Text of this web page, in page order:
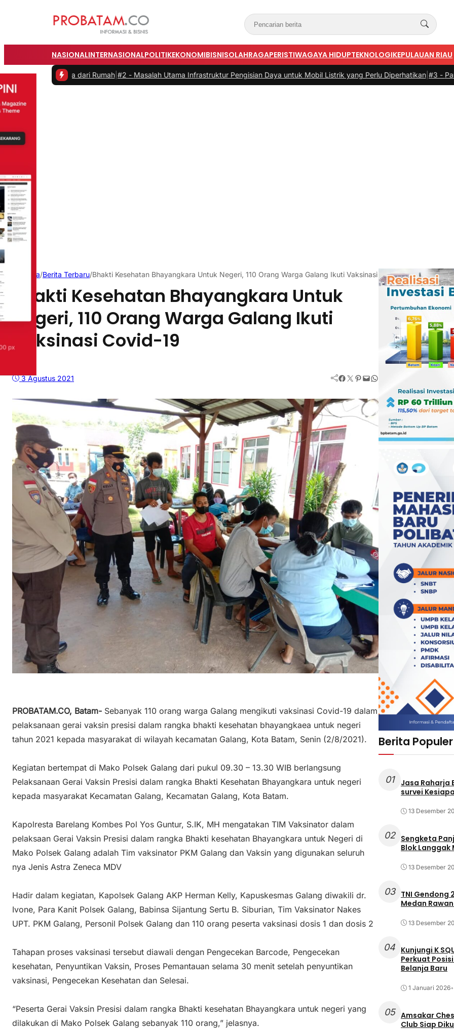
NASIONALINTERNASIONALPOLITIKEKONOMIBISNISOLAHRAGAPERISTIWAGAYA HIDUPTEKNOLOGIKEPULAUAN RIAU
dari Rumah #2 - Masalah Utama Infrastruktur Pengisian Daya untuk Mobil Listrik yang Perlu Diperhatikan|#3 -Panduan Belanja
Beranda/Berita Terbaru/Bhakti Kesehatan Bhayangkara Untuk Negeri, 110 Orang Warga Galang Ikuti Vaksinasi Covid-19
Bhakti Kesehatan Bhayangkara Untuk
Negeri, 110 Orang Warga Galang Ikuti
Vaksinasi Covid-19
3 Agustus 2021 Facebook Twitter Pinterest Mail WhatsApp
PROBATAM.CO, Batam- Sebanyak 110 orang warga Galang mengikuti vaksinasi Covid-19 dalam
pelaksanaan gerai vaksin presisi dalam rangka bhakti kesehatan bhayangkaea untuk negeri
tahun 2021 kepada masyarakat di wilayah kecamatan Galang, Kota Batam, Senin (2/8/2021).
Kegiatan bertempat di Mako Polsek Galang dari pukul 09.30 – 13.30 WIB berlangsung
Pelaksanaan Gerai Vaksin Presisi dalam rangka Bhakti Kesehatan Bhayangkara untuk negeri
kepada masyarakat Kecamatan Galang, Kecamatan Galang, Kota Batam.
Kapolresta Barelang Kombes Pol Yos Guntur, S.IK, MH mengatakan TIM Vaksinator dalam
pelaksaan Gerai Vaksin Presisi dalam rangka Bhakti kesehatan Bhayangkara untuk Negeri di
Mako Polsek Galang adalah Tim vaksinator PKM Galang dan Vaksin yang digunakan seluruh
nya Jenis Astra Zeneca MDV
Hadir dalam kegiatan, Kapolsek Galang AKP Herman Kelly, Kapuskesmas Galang diwakili dr.
Ivone, Para Kanit Polsek Galang, Babinsa Sijantung Sertu B. Siburian, Tim Vaksinator Nakes
UPT. PKM Galang, Personil Polsek Galang dan 110 orang peserta vaksinasi dosis 1 dan dosis 2
Tahapan proses vaksinasi tersebut diawali dengan Pengecekan Barcode, Pengecekan
kesehatan, Penyuntikan Vaksin, Proses Pemantauan selama 30 menit setelah penyuntikan
vaksinasi, Pengecekan Kesehatan dan Selesai.
“Peserta Gerai Vaksin Presisi dalam rangka Bhakti kesehatan Bhayangkara untuk negeri yang
dilakukan di Mako Polsek Galang sebanyak 110 orang,” jelasnya.
Berita Populer
01
Jasa Raharja
survei
13 Desember
02
Sengketa
Blok Langgak
13 Desember
03
TNI Gendong
Medan
13 Desember
04 Kunjungi K
Perkuat
Belanja Baru
1 Januari 2026•
05 Amsakar
Club Siap